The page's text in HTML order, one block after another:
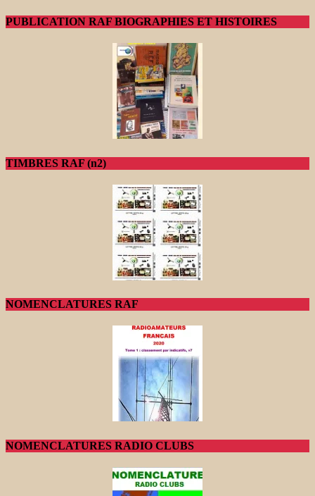
PUBLICATION RAF BIOGRAPHIES ET HISTOIRES
TIMBRES RAF (n2)
NOMENCLATURES RAF
NOMENCLATURES RADIO CLUBS